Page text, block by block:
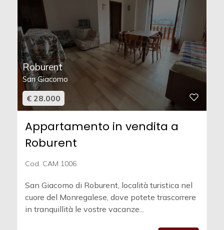
Roburent
San Giacomo
€ 28.000
Appartamento in vendita a
Roburent
Cod. CAM 1006
San Giacomo di Roburent, località turistica nel
cuore del Monregalese, dove potete trascorrere
in tranquillità le vostre vacanze...